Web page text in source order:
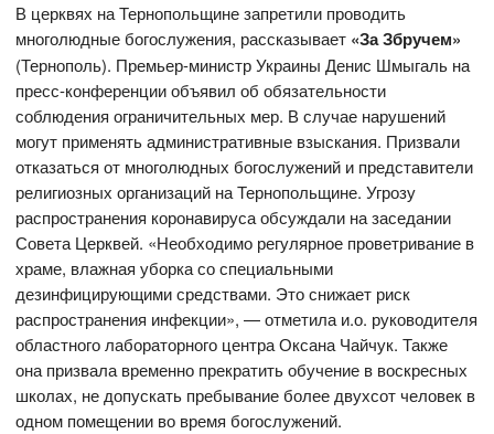
В церквях на Тернопольщине запретили проводить
многолюдные богослужения, рассказывает «За Збручем»
(Тернополь). Премьер-министр Украины Денис Шмыгаль на
пресс-конференции объявил об обязательности
соблюдения ограничительных мер. В случае нарушений
могут применять административные взыскания. Призвали
отказаться от многолюдных богослужений и представители
религиозных организаций на Тернопольщине. Угрозу
распространения коронавируса обсуждали на заседании
Совета Церквей. «Необходимо регулярное проветривание в
храме, влажная уборка со специальными
дезинфицирующими средствами. Это снижает риск
распространения инфекции», — отметила и.о. руководителя
областного лабораторного центра Оксана Чайчук. Также
она призвала временно прекратить обучение в воскресных
школах, не допускать пребывание более двухсот человек в
одном помещении во время богослужений.